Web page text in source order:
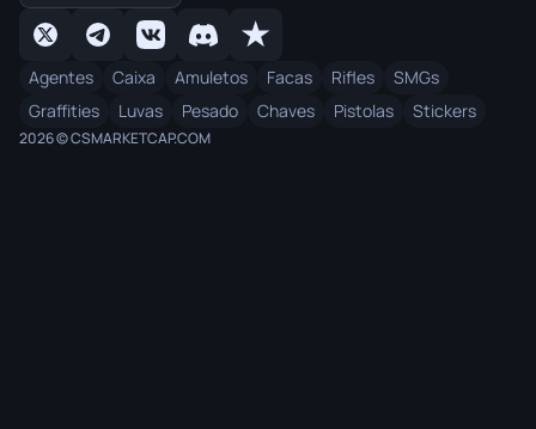
Agentes Caixa Amuletos Facas Rifles
SMGs
Graffities
Luvas Pesado Chaves Pistolas Stickers
2026 © CSMARKETCAP.COM